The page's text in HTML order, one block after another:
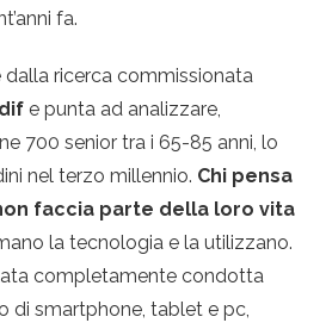
fa.
ricerca commissionata
e punta ad analizzare,
700 senior tra i 65-85 anni, lo
nel terzo millennio. Chi pensa
faccia parte della loro vita
la tecnologia e la utilizzano.
completamente condotta
di smartphone, tablet e pc,